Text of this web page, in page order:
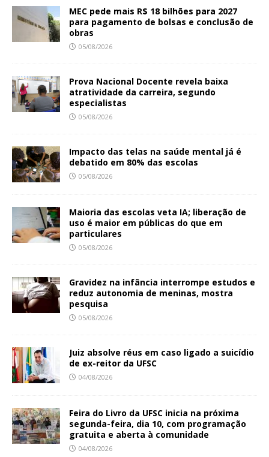
MEC pede mais R$ 18 bilhões para 2027
para pagamento de bolsas e conclusão de
obras
05/08/2026
Prova Nacional Docente revela baixa
atratividade da carreira, segundo
especialistas
05/08/2026
Impacto das telas na saúde mental já é
debatido em 80% das escolas
05/08/2026
Maioria das escolas veta IA; liberação de
uso é maior em públicas do que em
particulares
05/08/2026
Gravidez na infância interrompe estudos e
reduz autonomia de meninas, mostra
pesquisa
05/08/2026
Juiz absolve réus em caso ligado a suicídio
de ex-reitor da UFSC
04/08/2026
Feira do Livro da UFSC inicia na próxima
segunda-feira, dia 10, com programação
gratuita e aberta à comunidade
04/08/2026